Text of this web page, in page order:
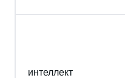
интеллект